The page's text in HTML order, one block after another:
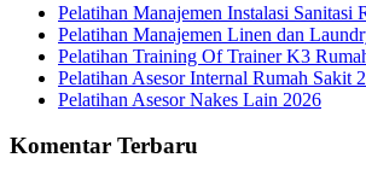
Pelatihan Manajemen Instalasi Sanitasi
Pelatihan Manajemen Linen dan
Pelatihan Training Of Trainer K3
Pelatihan Asesor Internal Rumah Sakit
Pelatihan Asesor Nakes Lain 2026
Komentar Terbaru